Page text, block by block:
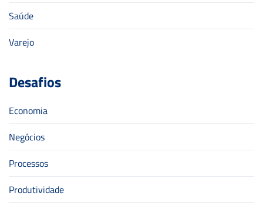
Saúde
Varejo
Desafios
Economia
Negócios
Processos
Produtividade